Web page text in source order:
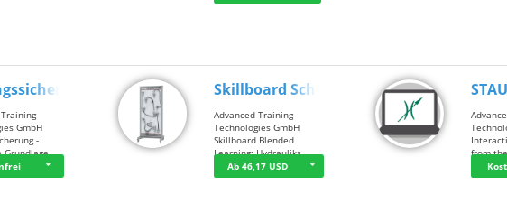
GmbH
-
Grundlage…
Skillboard Schl…
Advanced Training
Technologies GmbH
Skillboard Blended
Learning: Hydrauliks…
Ab 46,17 USD
from